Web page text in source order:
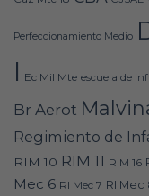
Perfeccionamiento Medio
I Ec Mil Mte escuela de
Br Aerot
Regimiento de
RIM 10 RIM 11 RIM 16
Mec 6 RI Mec 7 RI Mec